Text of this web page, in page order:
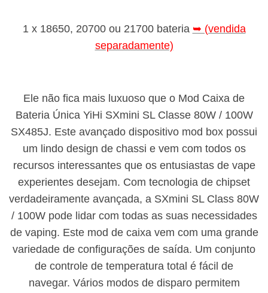
1 x 18650, 20700 ou 21700 bateria ➥ (vendida
separadamente)
Ele não fica mais luxuoso que o Mod Caixa de
Bateria Única YiHi SXmini SL Classe 80W / 100W
SX485J. Este avançado dispositivo mod box possui
um lindo design de chassi e vem com todos os
recursos interessantes que os entusiastas de vape
experientes desejam. Com tecnologia de chipset
verdadeiramente avançada, a SXmini SL Class 80W
/ 100W pode lidar com todas as suas necessidades
de vaping. Este mod de caixa vem com uma grande
variedade de configurações de saída. Um conjunto
de controle de temperatura total é fácil de
navegar. Vários modos de disparo permitem